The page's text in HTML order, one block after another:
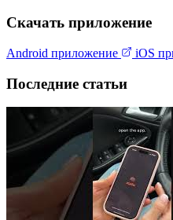
Скачать приложение
Android приложение iOS
Последние статьи